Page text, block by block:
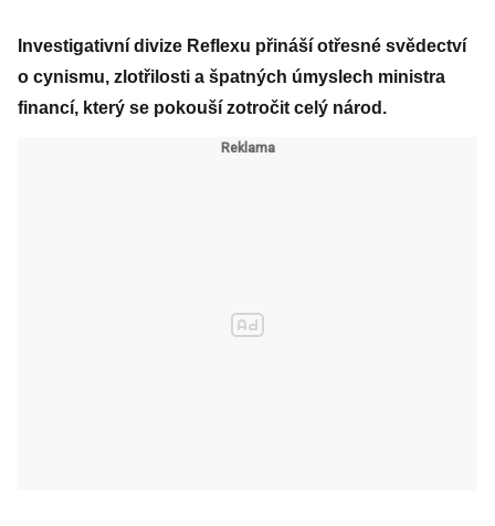
Investigativní divize Reflexu přináší otřesné svědectví
o cynismu, zlotřilosti a špatných úmyslech ministra
financí, který se pokouší zotročit celý národ.